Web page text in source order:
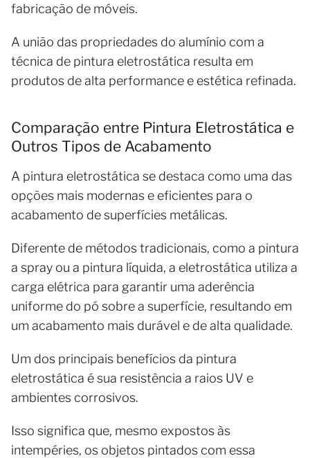
fabricação de móveis.
A união das propriedades do alumínio com a
técnica de pintura eletrostática resulta em
produtos de alta performance e estética refinada.
Comparação entre Pintura Eletrostática e
Outros Tipos de Acabamento
A pintura eletrostática se destaca como uma das
opções mais modernas e eficientes para o
acabamento de superfícies metálicas.
Diferente de métodos tradicionais, como a pintura
a spray ou a pintura líquida, a eletrostática utiliza a
carga elétrica para garantir uma aderência
uniforme do pó sobre a superfície, resultando em
um acabamento mais durável e de alta qualidade.
Um dos principais benefícios da pintura
eletrostática é sua resistência a raios UV e
ambientes corrosivos.
Isso significa que, mesmo expostos às
intempéries, os objetos pintados com essa